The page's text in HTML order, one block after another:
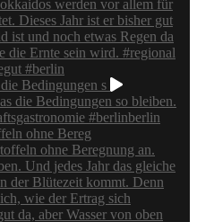
Bedingungen s
ohne Bereg